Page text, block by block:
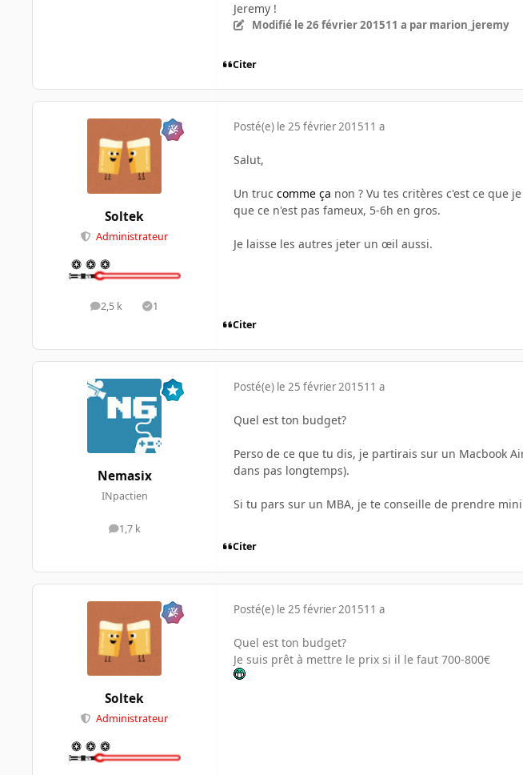
Jeremy !
Modifié le 26 février 201511 a par marion_jeremy
Citer
Soltek
Administrateur
2,5 k
messages1
Solutions
Posté(e) le 25 février 201511 a
Salut,
Un truc comme ça non ? Vu tes critères c'est ce que
que ce n'est pas fameux, 5-6h en gros.
Je laisse les autres jeter un œil aussi.
Citer
Nemasix
INpactien
1,7 k
messages
Posté(e) le 25 février 201511 a
Quel est ton budget?
Perso de ce que tu dis, je partirais sur un Macbook
dans pas longtemps).
Si tu pars sur un MBA, je te conseille de prendre mini
Citer
Soltek
Administrateur
Posté(e) le 25 février 201511 a
Quel est ton budget?
Je suis prêt à mettre le prix si il le faut 700-800€